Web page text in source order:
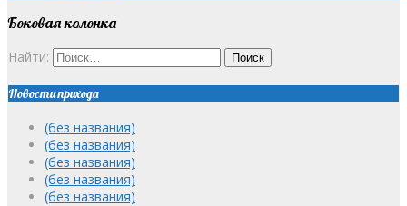
Боковая колонка
Найти:
Новости прихода
(без названия)
(без названия)
(без названия)
(без названия)
(без названия)